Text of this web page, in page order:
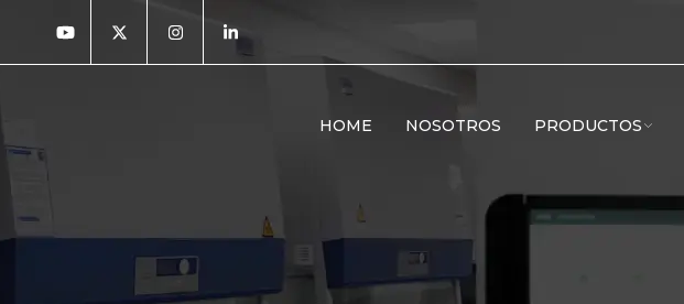
HOME NOSOTROS PRODUCTOS